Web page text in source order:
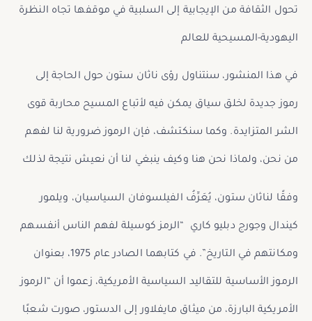
تحول الثقافة من الإيجابية إلى السلبية في موقفها تجاه النظرة
اليهودية-المسيحية للعالم
في هذا المنشور، سنتناول رؤى ناثان ستون حول الحاجة إلى
رموز جديدة لخلق سياق يمكن فيه لأتباع المسيح محاربة قوى
الشر المتزايدة. وكما سنكتشف، فإن الرموز ضرورية لنا لفهم
من نحن، ولماذا نحن هنا وكيف ينبغي لنا أن نعيش نتيجة لذلك
وفقًا لناثان ستون، يُعَرِّفُ الفيلسوفان السياسيان، ويلمور
كيندال وجورج دبليو كاري “الرمز كوسيلة لفهم الناس أنفسهم
ومكانتهم في التاريخ”. في كتابهما الصادر عام 1975، بعنوان
الرموز الأساسية للتقاليد السياسية الأمريكية، زعموا أن “الرموز
الأمريكية البارزة، من ميثاق مايفلاور إلى الدستور، صورت شعبًا